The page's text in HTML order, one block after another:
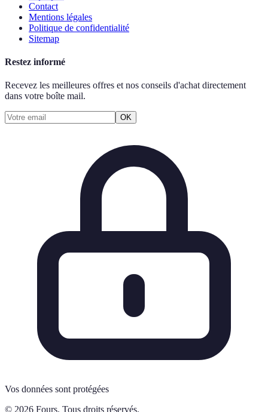
Contact
Mentions légales
Politique de confidentialité
Sitemap
Restez informé
Recevez les meilleures offres et nos conseils d'achat directement
dans votre boîte mail.
OK
Vos données sont protégées
© 2026 Fours. Tous droits réservés.